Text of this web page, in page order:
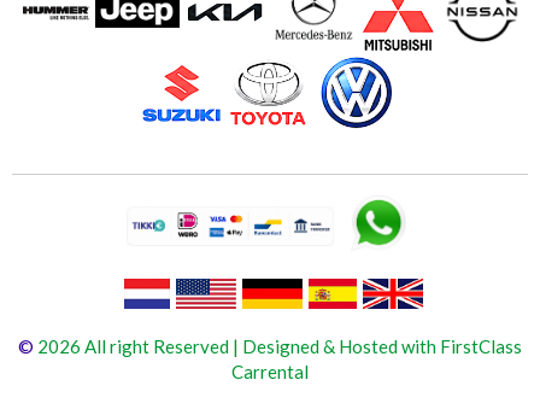
© 2026 All right Reserved | Designed & Hosted with FirstClass
Carrental